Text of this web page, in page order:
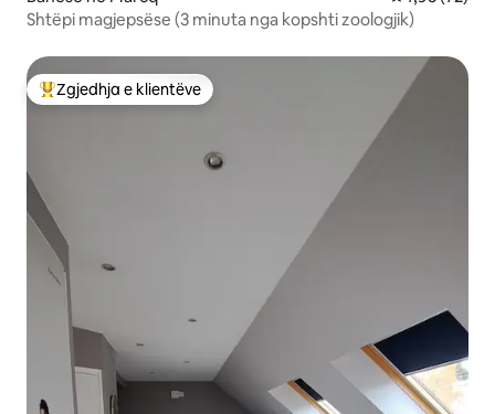
Shtëpi magjepsëse (3 minuta nga kopshti zoologjik)
Më të mirat e zgjedhjeve të klientëve
Zgjedhja e klientëve